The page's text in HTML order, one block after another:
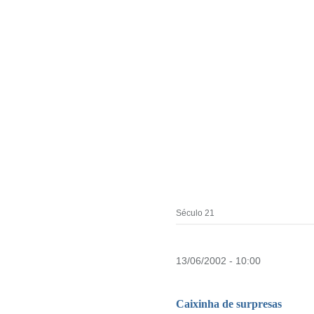
Século 21
13/06/2002 - 10:00
Caixinha de surpresas